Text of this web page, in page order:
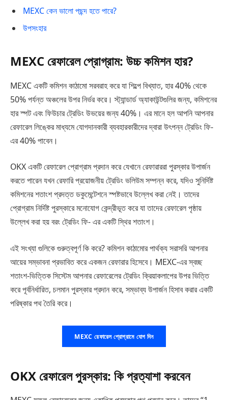
MEXC কেন ভালো পছন্দ হতে পারে?
উপসংহার
MEXC রেফারেল প্রোগ্রাম: উচ্চ কমিশন হার?
MEXC একটি কমিশন কাঠামো সরবরাহ করে যা শিল্পে বিখ্যাত, হার 40% থেকে
50% পর্যন্ত অঞ্চলের উপর নির্ভর করে। স্ট্যান্ডার্ড অ্যাকাউন্টগুলির জন্য, কমিশনের
হার স্পট এবং ফিউচার ট্রেডিং উভয়ের জন্য 40%। এর মানে হল আপনি আপনার
রেফারেল লিঙ্কের মাধ্যমে যোগদানকারী ব্যবহারকারীদের দ্বারা উৎপন্ন ট্রেডিং ফি-
এর 40% পাবেন।
OKX একটি রেফারেল প্রোগ্রাম প্রদান করে যেখানে রেফারাররা পুরস্কার উপার্জন
করতে পারেন যখন রেফারি প্রয়োজনীয় ট্রেডিং ভলিউম সম্পন্ন করে, যদিও সুনির্দিষ্ট
কমিশনের শতাংশ প্রদত্ত ডকুমেন্টেশনে স্পষ্টভাবে উল্লেখ করা নেই। তাদের
প্রোগ্রাম নির্দিষ্ট পুরস্কারে মনোযোগ কেন্দ্রীভূত করে যা তাদের রেফারেল পৃষ্ঠায়
উল্লেখ করা হয় বরং ট্রেডিং ফি- এর একটি স্থির শতাংশ।
এই সংখ্যা গুলিকে গুরুত্বপূর্ণ কি করে? কমিশন কাঠামোর পার্থক্য সরাসরি আপনার
আয়ের সম্ভাবনা প্রভাবিত করে একজন রেফারার হিসেবে। MEXC-এর স্বচ্ছ
শতাংশ-ভিত্তিক সিস্টেম আপনার রেফারেলের ট্রেডিং ক্রিয়াকলাপের উপর ভিত্তি
করে পূর্বনির্ধারিত, চলমান পুরস্কার প্রদান করে, সম্ভাব্য উপার্জন হিসাব করার একটি
পরিষ্কার পথ তৈরি করে।
MEXC রেফারেল প্রোগ্রামে যোগ দিন
OKX রেফারেল পুরস্কার: কি প্রত্যাশা করবেন